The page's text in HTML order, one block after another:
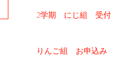
2学期 にじ組 受付
りんご組 お申込み